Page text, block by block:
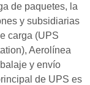
de paquetes, la
y subsidiarias
carga (UPS
Aerolínea
y envío
de UPS es